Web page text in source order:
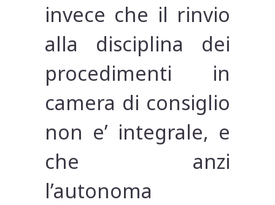
invece che il rinvio
alla disciplina dei
procedimenti in
camera di consiglio
non e’ integrale, e
che anzi
l’autonoma